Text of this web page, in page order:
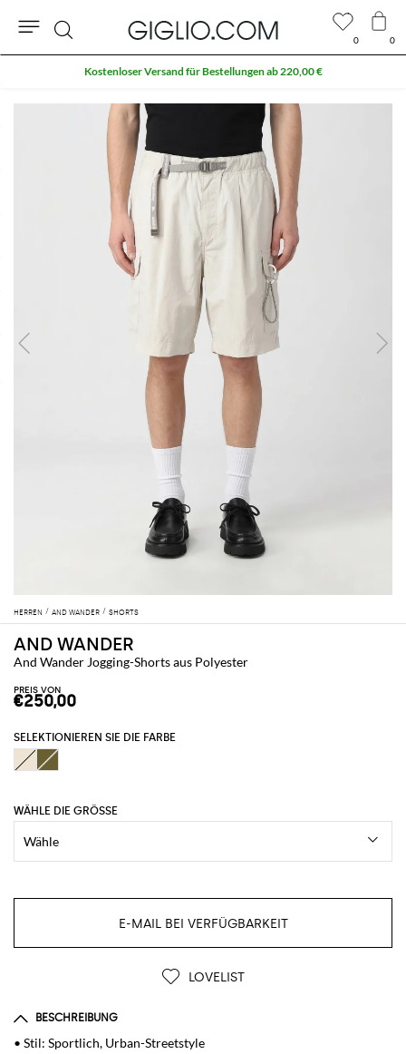
HERREN AND WANDER SHORTS
AND WANDER
And Wander Jogging-Shorts aus Polyester
PREIS VON
€250,00
SELEKTIONIEREN SIE DIE FARBE
WÄHLE DIE GRÖSSE
E-MAIL BEI VERFÜGBARKEIT
LOVELIST
BESCHREIBUNG
• Stil: Sportlich, Urban-Streetstyle
0 0
Suche
Kostenloser Versand für Bestellungen ab 220,00 €